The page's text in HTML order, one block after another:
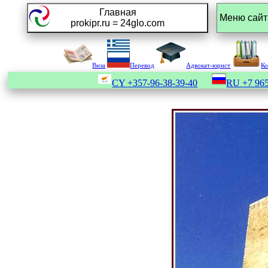
Главная
prokipr.ru = 24glo.com
Виза Перевод Адвокат-юрист
CY+357-96-38-39-40 RU+7